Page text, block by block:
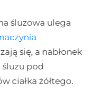
śluzowa ulega
naczynia
się, a nabłonek
pod
ciałka żółtego.